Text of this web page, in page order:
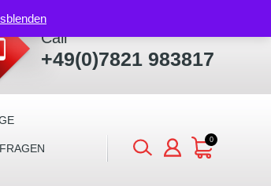
Call
+49(0)7821 983817
0